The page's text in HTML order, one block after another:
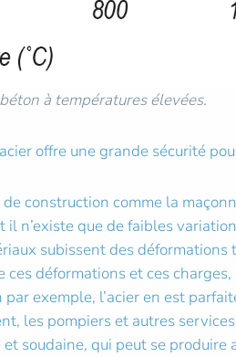
à températures élevées.
offre une grande sécurité
construction comme la
n’existe que de faibles
subissent des
déformations et ces
exemple, l’acier en est
les pompiers et autres
soudaine, qui peut se produire